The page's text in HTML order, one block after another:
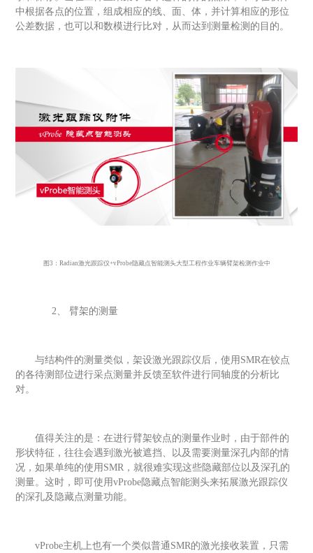
中根据各点的位置，组成相应的线、面、体，并计算相应的形位
公差数据，也可以和数模进行比对，从而达到测量检测的目的。
图3：Radian激光跟踪仪+vProbe隐藏点智能测头大型工程作业车辆臂架检测作业中
2、臂架的测量
与结构件的测量类似，架设激光跟踪仪后，使用 SMR在铰点
的各待测部位进行采点测量并反馈至软件进行同轴度的分析比
对。
值得关注的是：在进行臂架铰点的测量作业时，由于部件的
形状特征，往往会遇到激光被遮挡、以及需要测量深孔内部的情
况，如果单纯的使用 SMR ，就很难实现这些隐藏部位以及深孔的
测量。这时，即可使用vProbe隐藏点智能测头来拓展激光跟踪仪
的深孔及隐藏点测量功能。
vProbe主机上也有一个类似普通 SMR的激光接收装置，只需